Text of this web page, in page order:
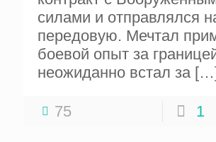
силами и отправлялся
передовую. Мечтал
боевой опыт за
неожиданно встал за
75 1